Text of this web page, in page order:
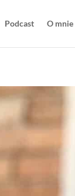
Podcast O mnie